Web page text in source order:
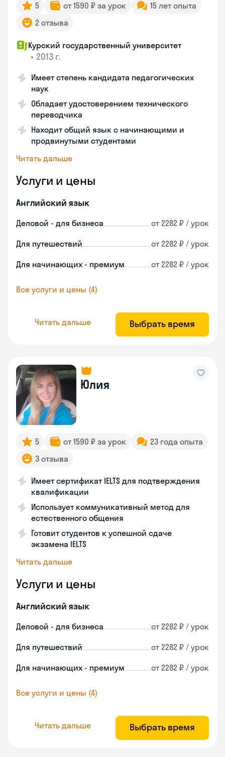
5 от 1590 ₽ за урок
15 лет опыта
2 отзыва
Курский государственный университет
• 2013 г.
Имеет степень кандидата педагогических
наук
Обладает удостоверением технического
переводчика
Находит общий язык с начинающими и
продвинутыми студентами
Читать дальше
Услуги и цены
Английский язык
Деловой - для бизнеса от 2282 ₽ / урок
Для путешествий от 2282 ₽ / урок
Для начинающих - премиум от 2282 ₽ / урок
Все услуги и цены (4)
Читать дальше Выбрать время
Юлия
5 от 1590 ₽ за урок
23 года опыта
3 отзыва
Имеет сертификат IELTS для подтверждения
квалификации
Использует коммуникативный метод для
естественного общения
Готовит студентов к успешной сдаче
экзамена IELTS
Читать дальше
Услуги и цены
Английский язык
Деловой - для бизнеса от 2282 ₽ / урок
Для путешествий от 2282 ₽ / урок
Для начинающих - премиум от 2282 ₽ / урок
Все услуги и цены (4)
Читать дальше Выбрать время